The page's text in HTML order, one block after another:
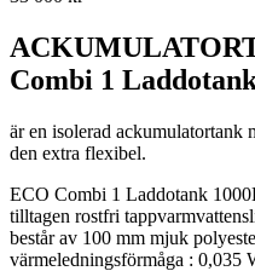
Combi 1
är en isolerad ackumulatortank
den extra flexibel.
ECO Combi 1 Laddotank
tilltagen rostfri
består av 100 mm mjuk
värmeledningsförmåga : 0,035